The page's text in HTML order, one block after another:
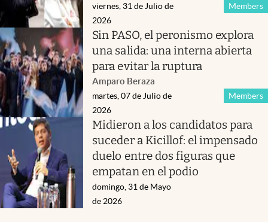
Members
viernes, 31 de Julio de
2026
Sin PASO, el peronismo explora
una salida: una interna abierta
para evitar la ruptura
Amparo Beraza
Members
martes, 07 de Julio de
2026
Midieron a los candidatos para
suceder a Kicillof: el impensado
duelo entre dos figuras que
empatan en el podio
domingo, 31 de Mayo
de 2026